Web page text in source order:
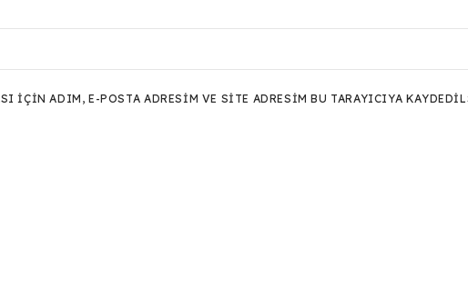
IÇIN ADIM, E-POSTA ADRESIM VE SITE ADRESIM BU TARAYICIYA